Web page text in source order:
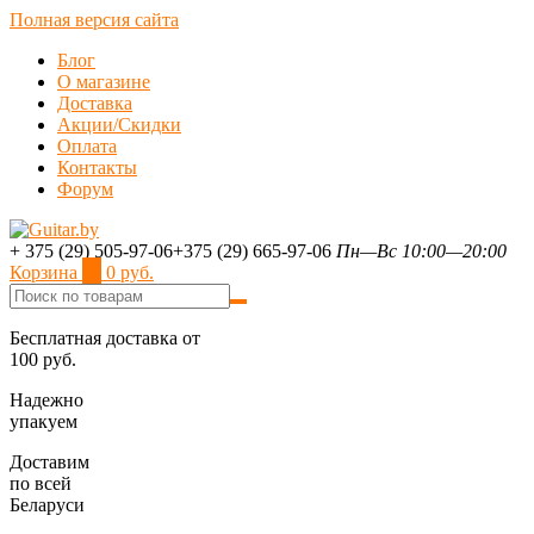
Полная версия сайта
Блог
О магазине
Доставка
Акции/Скидки
Оплата
Контакты
Форум
+ 375 (29) 505-97-06+375 (29) 665-97-06 Пн—Вс 10:00—20:00
Корзина
0 руб.
Бесплатная доставка от
100 руб.
Надежно
упакуем
Доставим
по всей
Беларуси